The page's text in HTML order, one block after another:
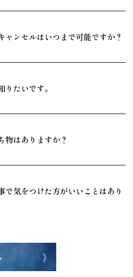
ャンセルはいつまで可能ですか？
りたいです。
物はありますか？
で気をつけた方がいいことはあり